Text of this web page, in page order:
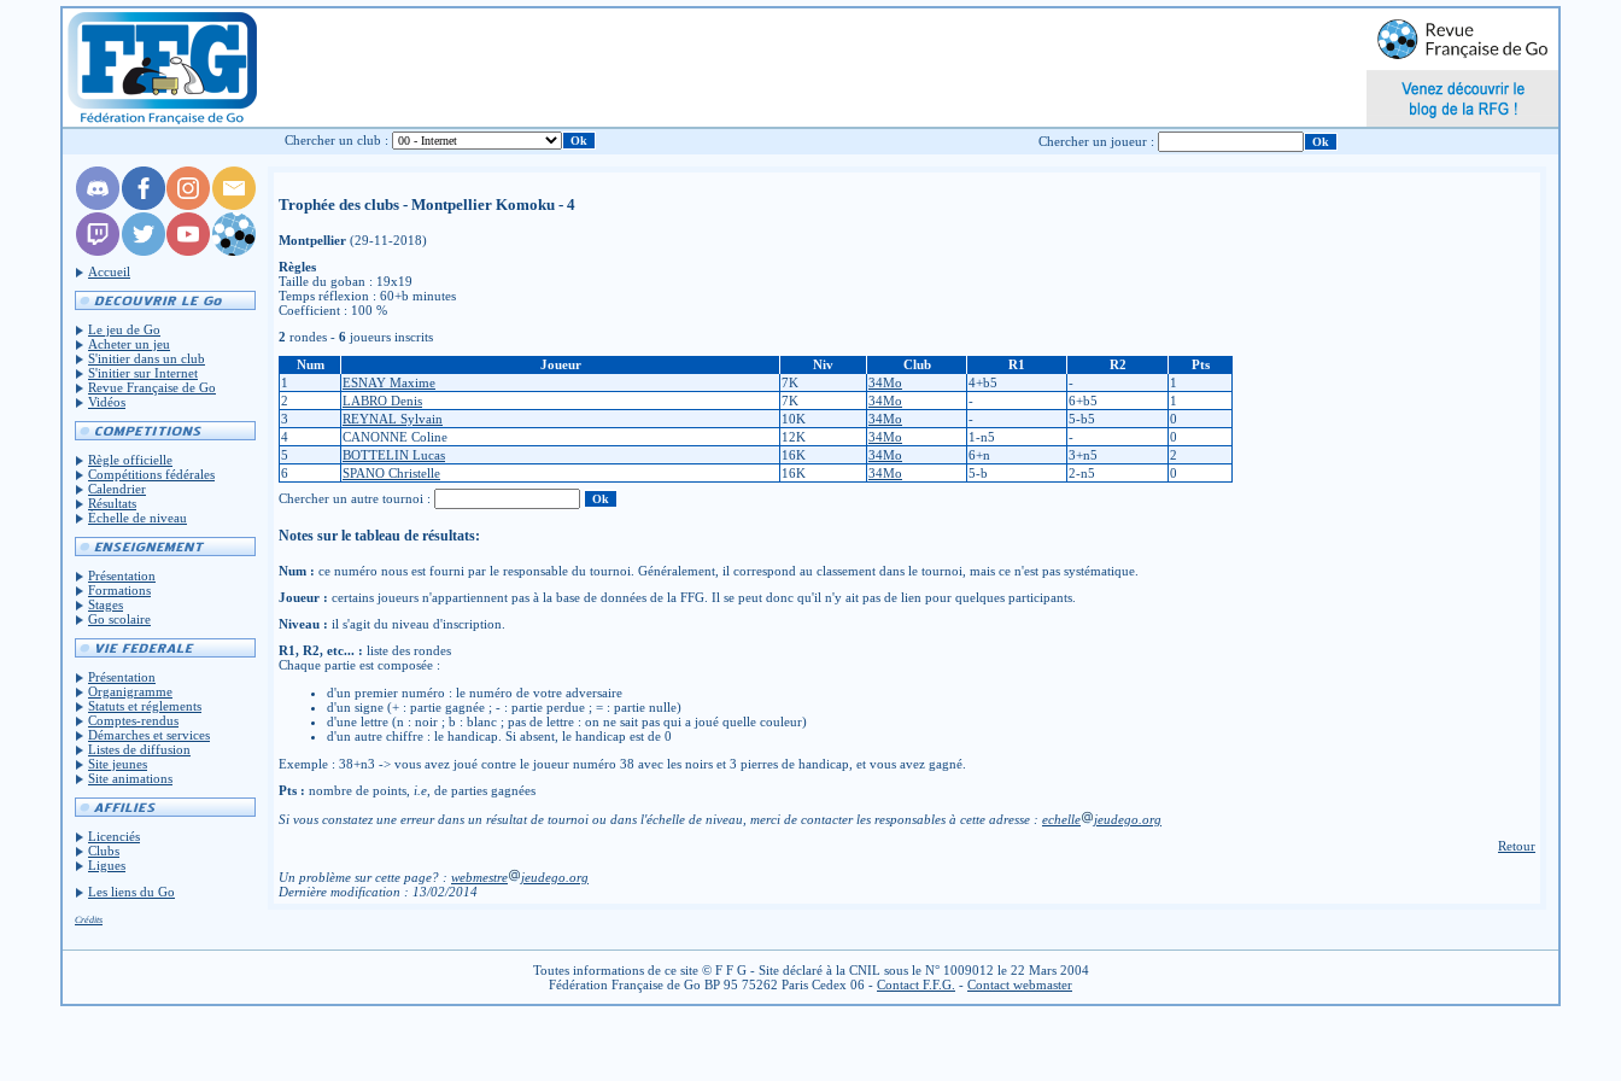
Chercher un club : Chercher un joueur :
Accueil
Le jeu de Go
Acheter un jeu
S'initier dans un club
S'initier sur Internet
Revue Française de Go
Vidéos
Règle officielle
Compétitions fédérales
Calendrier
Résultats
Échelle de niveau
Présentation
Formations
Stages
Go scolaire
Présentation
Organigramme
Statuts et réglements
Comptes-rendus
Démarches et services
Listes de diffusion
Site jeunes
Site animations
Licenciés
Clubs
Ligues
Les liens du Go
Crédits
Trophée des clubs - Montpellier Komoku - 4
Montpellier (29-11-2018)
Règles
Taille du goban : 19x19
Temps réflexion : 60+b minutes
Coefficient : 100 %
2 rondes - 6 joueurs inscrits
Num
Joueur Niv Club R1 R2
Pts
1
ESNAY Maxime 7K 34Mo 4+b5 -
1
2
LABRO Denis 7K 34Mo - 6+b5
1
3
REYNAL Sylvain 10K 34Mo - 5-b5
0
4
CANONNE Coline 12K 34Mo 1-n5 -
0
5
BOTTELIN Lucas 16K 34Mo 6+n 3+n5
2
6
SPANO Christelle 16K 34Mo 5-b 2-n5
0
Chercher un autre tournoi :
Notes sur le tableau de résultats:
Num : ce numéro nous est fourni par le responsable du tournoi. Généralement, il correspond au classement dans le tournoi, mais ce n'est pas systématique.
Joueur : certains joueurs n'appartiennent pas à la base de données de la FFG. Il se peut donc qu'il n'y ait pas de lien pour quelques participants.
Niveau : il s'agit du niveau d'inscription.
R1, R2, etc... : liste des rondes
Chaque partie est composée :
d'un premier numéro : le numéro de votre adversaire
d'un signe (+ : partie gagnée ; - : partie perdue ; = : partie nulle)
d'une lettre (n : noir ; b : blanc ; pas de lettre : on ne sait pas qui a joué quelle couleur)
d'un autre chiffre : le handicap. Si absent, le handicap est de 0
Exemple : 38+n3 -> vous avez joué contre le joueur numéro 38 avec les noirs et 3 pierres de handicap, et vous avez gagné.
Pts : nombre de points, i.e , de parties gagnées
Si vous constatez une erreur dans un résultat de tournoi ou dans l'échelle de niveau, merci de contacter les responsables à cette adresse : echelle
jeudego.org
Retour
Un problème sur cette page? : webmestre
jeudego.org
Dernière modification : 13/02/2014
Toutes informations de ce site © F F G - Site déclaré à la CNIL sous le N° 1009012 le 22 Mars 2004
Fédération Française de Go BP 95 75262 Paris Cedex 06 - Contact F.F.G. - Contact webmaster